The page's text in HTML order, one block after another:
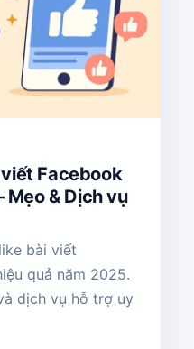
Facebook
& Dịch vụ
bài viết
quả năm 2025.
dịch vụ hỗ trợ uy